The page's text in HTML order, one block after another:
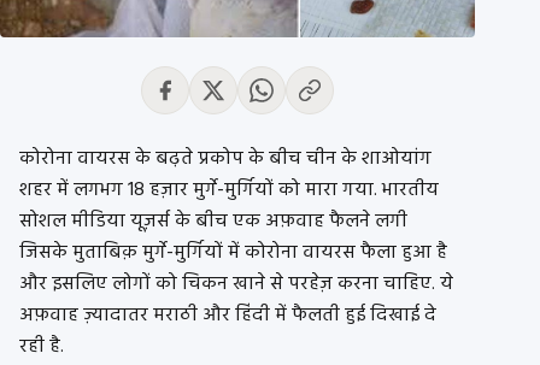
कोरोना वायरस के बढ़ते प्रकोप के बीच चीन के शाओयांग
शहर में लगभग 18 हज़ार मुर्गे-मुर्गियों को मारा गया. भारतीय
सोशल मीडिया यूज़र्स के बीच एक अफ़वाह फैलने लगी
जिसके मुताबिक़ मुर्गे-मुर्गियों में कोरोना वायरस फैला हुआ है
और इसलिए लोगों को चिकन खाने से परहेज़ करना चाहिए. ये
अफ़वाह ज़्यादातर मराठी और हिंदी में फैलती हुई दिखाई दे
रही है.